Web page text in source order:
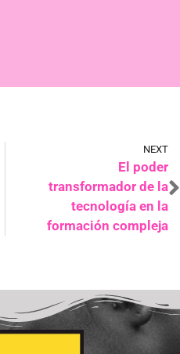
NEXT
El poder
transformador de la
tecnología en la
formación compleja